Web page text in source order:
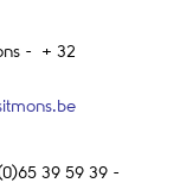
- + 32
39 59 39 -